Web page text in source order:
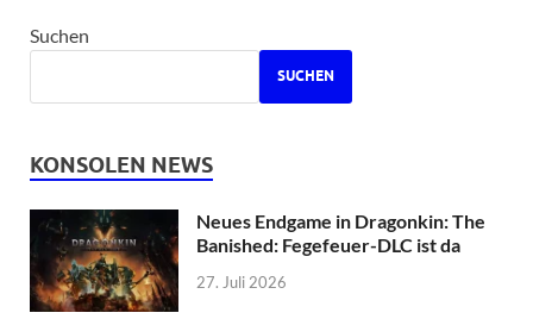
Suchen
SUCHEN
KONSOLEN NEWS
Neues Endgame in Dragonkin: The
Banished: Fegefeuer-DLC ist da
27. Juli 2026